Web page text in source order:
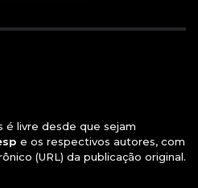
livre desde que sejam
e os respectivos autores, com
(URL) da publicação original.